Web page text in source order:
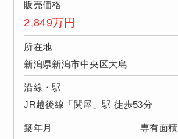
販売価格
2,849万円
所在地
新潟県新潟市中央区大島
沿線・駅
JR越後線「関屋」駅 徒歩53分
築年月
専有面積